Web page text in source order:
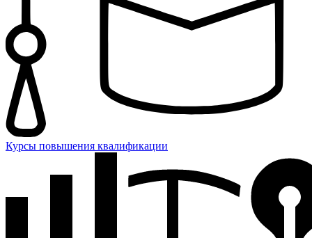
Курсы повышения квалификации